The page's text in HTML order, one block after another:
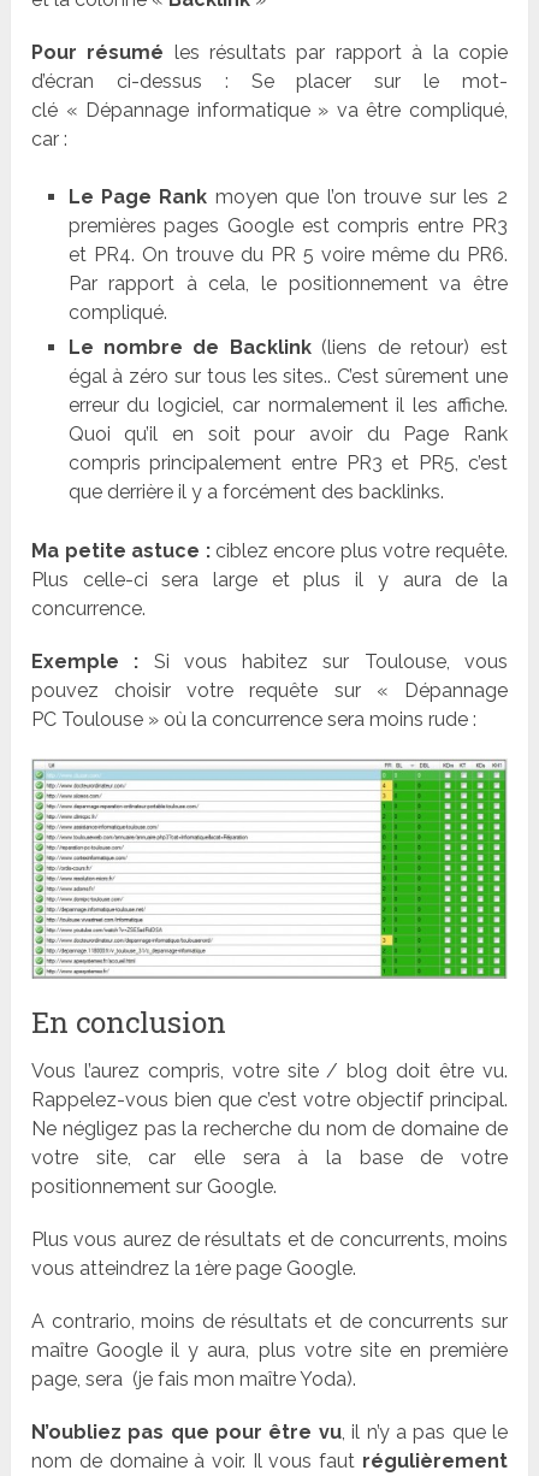
Pour résumé les résultats par rapport à la copie
d’écran ci-dessus : Se placer sur le mot-
clé « Dépannage informatique » va être compliqué,
car :
Le Page Rank moyen que l’on trouve sur les 2
premières pages Google est compris entre PR3
et PR4. On trouve du PR 5 voire même du PR6.
Par rapport à cela, le positionnement va être
compliqué.
Le nombre de Backlink(liens de retour) est
égal à zéro sur tous les sites.. C’est sûrement une
erreur du logiciel, car normalement il les affiche.
Quoi qu’il en soit pour avoir du Page Rank
compris principalement entre PR3 et PR5, c’est
que derrière il y a forcément des backlinks.
Ma petite astuce :ciblez encore plus votre requête.
Plus celle-ci sera large et plus il y aura de la
concurrence.
Exemple : Si vous habitez sur Toulouse, vous
pouvez choisir votre requête sur « Dépannage
PC Toulouse » où la concurrence sera moins rude :
En conclusion
Vous l’aurez compris, votre site / blog doit être vu.
Rappelez-vous bien que c’est votre objectif principal.
Ne négligez pas la recherche du nom de domaine de
votre site, car elle sera à la base de votre
positionnement sur Google.
Plus vous aurez de résultats et de concurrents, moins
vous atteindrez la 1ère page Google.
A contrario, moins de résultats et de concurrents sur
maître Google il y aura, plus votre site en première
page, sera (je fais mon maître Yoda).
N’oubliez pas que pour être vu, il n’y a pas que le
nom de domaine à voir. Il vous faut régulièrement